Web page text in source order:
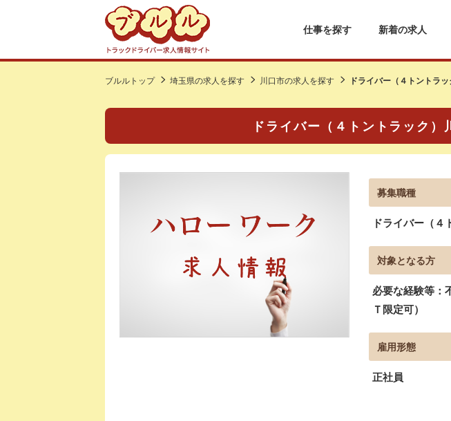
仕事を探す 新着の求人
ブルルトップ 埼玉県の求人を探す 川口市の求人を探す ドライバー（４トントラ
ドライバー（４トントラック
募集職種
ドライバー（
対象となる方
必要な経験等：
Ｔ限定可）
雇用形態
正社員